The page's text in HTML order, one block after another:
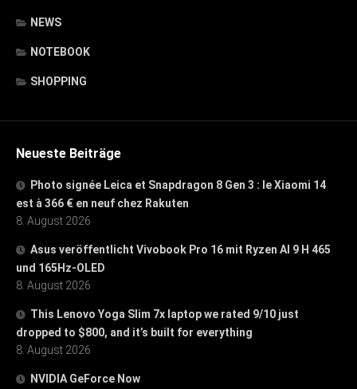
NEWS
NOTEBOOK
SHOPPING
Neueste Beiträge
Photo signée Leica et Snapdragon 8 Gen 3 : le Xiaomi 14
est à 366 € en neuf chez Rakuten
8. August 2026
Asus veröffentlicht Vivobook Pro 16 mit Ryzen AI 9 H 465
und 165Hz-OLED
8. August 2026
This Lenovo Yoga Slim 7x laptop we rated 9/10 just
dropped to $800, and it’s built for everything
8. August 2026
NVIDIA GeForce Now